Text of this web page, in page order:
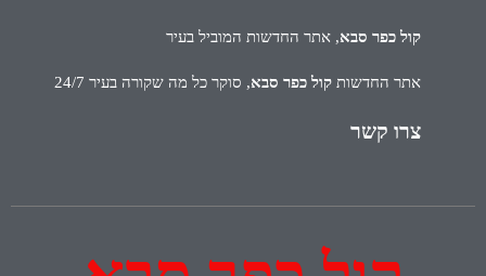
קול כפר סבא, אתר החדשות המוביל בעיר
אתר החדשות קול כפר סבא, סוקר כל מה שקורה בעיר 24/7
צרו קשר